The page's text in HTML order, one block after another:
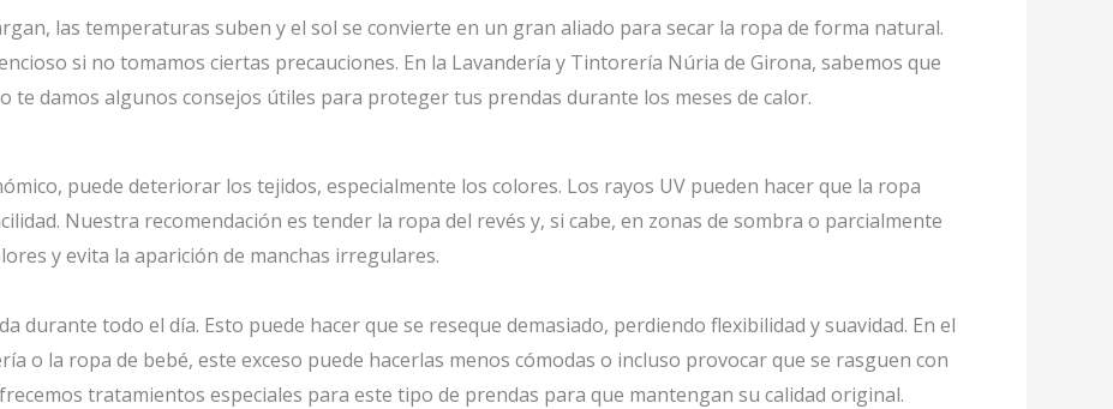
las temperaturas suben y el sol se convierte en un gran aliado para secar la ropa de forma natural.
si no tomamos ciertas precauciones. En la Lavandería y Tintorería Núria de Girona, sabemos que
te damos algunos consejos útiles para proteger tus prendas durante los meses de calor.
puede deteriorar los tejidos, especialmente los colores. Los rayos UV pueden hacer que la ropa
Nuestra recomendación es tender la ropa del revés y, si cabe, en zonas de sombra o parcialmente
y evita la aparición de manchas irregulares.
durante todo el día. Esto puede hacer que se reseque demasiado, perdiendo flexibilidad y suavidad. En el
o la ropa de bebé, este exceso puede hacerlas menos cómodas o incluso provocar que se rasguen con
tratamientos especiales para este tipo de prendas para que mantengan su calidad original.